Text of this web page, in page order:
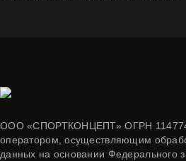
ООО «СПОРТКОНЦЕПТ» ОГРН
оператором, осуществляющим
данных на основании Федерального